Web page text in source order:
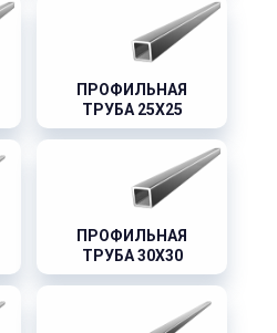
ПРОФИЛЬНАЯ
ТРУБА 25X25
ПРОФИЛЬНАЯ
ТРУБА 30X30